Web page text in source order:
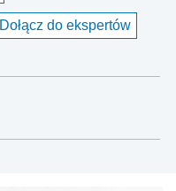
Dołącz do ekspertów